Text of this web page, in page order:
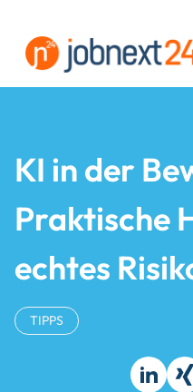
KI in der
Praktische
echtes
TIPPS